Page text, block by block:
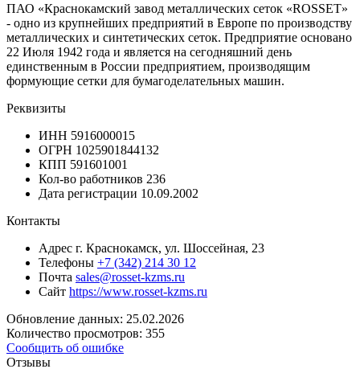
ПАО «Краснокамский завод металлических сеток «ROSSET»
- одно из крупнейших предприятий в Европе по производству
металлических и синтетических сеток. Предприятие основано
22 Июля 1942 года и является на сегодняшний день
единственным в России предприятием, производящим
формующие сетки для бумагоделательных машин.
Реквизиты
ИНН 5916000015
ОГРН 1025901844132
КПП 591601001
Кол-во работников 236
Дата регистрации 10.09.2002
Контакты
Адрес г. Краснокамск, ул. Шоссейная, 23
Телефоны +7 (342) 214 30 12
Почта sales@rosset-kzms.ru
Сайт https://www.rosset-kzms.ru
Обновление данных: 25.02.2026
Количество просмотров: 355
Сообщить об ошибке
Отзывы